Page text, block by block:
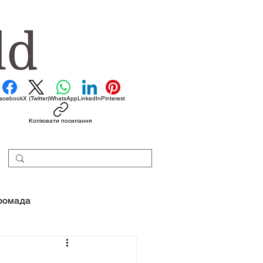
X (Twitter)WhatsAppLinkedInPinterest
Копіювати посилання